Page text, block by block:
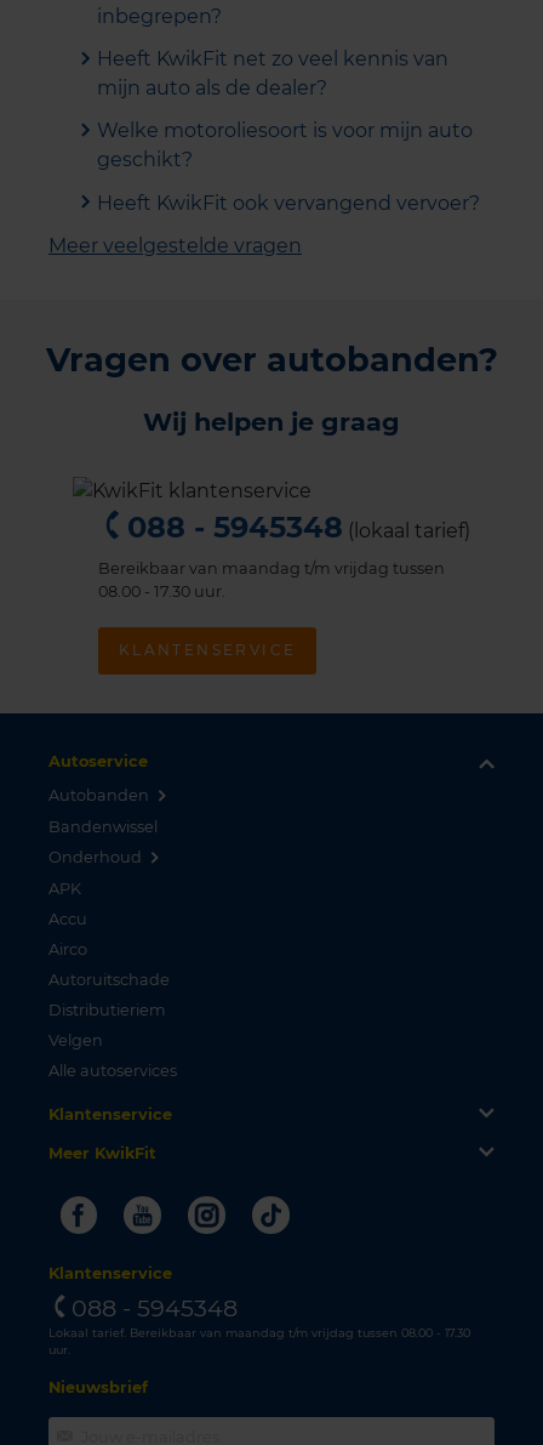
inbegrepen?
Heeft KwikFit net zo veel kennis van
mijn auto als de dealer?
Welke motoroliesoort is voor mijn auto
geschikt?
Heeft KwikFit ook vervangend vervoer?
Meer veelgestelde vragen
Vragen over autobanden?
Wij helpen je graag
088 - 5945348 (lokaal tarief)
Bereikbaar van maandag t/m vrijdag tussen
08.00 - 17.30 uur.
KLANTENSERVICE
Autoservice
Autobanden
Bandenwissel
Onderhoud
APK
Accu
Airco
Autoruitschade
Distributieriem
Velgen
Alle autoservices
Klantenservice
Meer KwikFit
FacebookYoutubeInstagram
Tiktok
Klantenservice
088 - 5945348
Lokaal tarief. Bereikbaar van maandag t/m vrijdag tussen 08.00 - 17.30
uur.
Nieuwsbrief